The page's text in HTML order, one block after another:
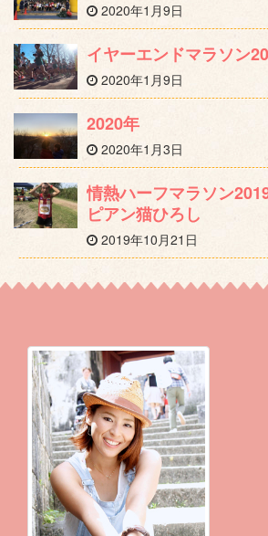
2020年1月9日
イヤーエンドマラソン
2020年1月9日
2020年
2020年1月3日
情熱ハーフマラソン
ピアン猫ひろし
2019年10月21日